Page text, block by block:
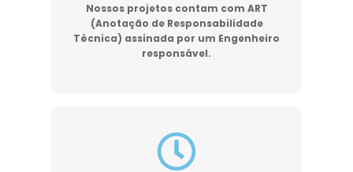
Nossos projetos contam com ART
(Anotação de Responsabilidade
Técnica) assinada por um Engenheiro
responsável.